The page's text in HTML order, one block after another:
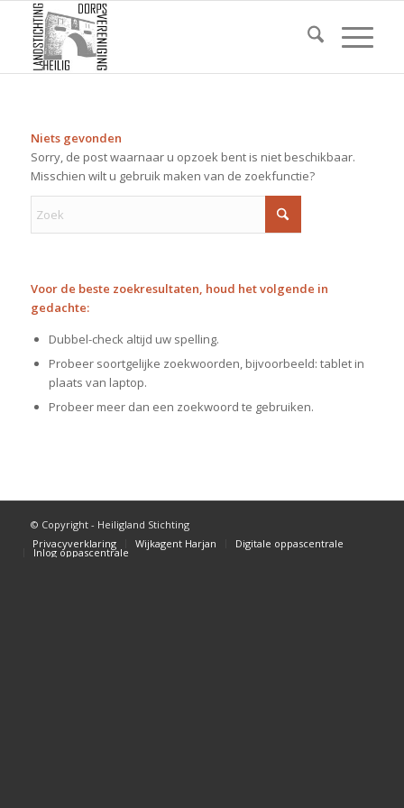
Niets gevonden
Sorry, de post waarnaar u opzoek bent is niet beschikbaar.
Misschien wilt u gebruik maken van de zoekfunctie?
Voor de beste zoekresultaten, houd het volgende in
gedachte:
Dubbel-check altijd uw spelling.
Probeer soortgelijke zoekwoorden, bijvoorbeeld: tablet in
plaats van laptop.
Probeer meer dan een zoekwoord te gebruiken.
© Copyright - Heiligland Stichting
Privacyverklaring
Wijkagent Harjan Digitale oppascentrale
Inlog oppascentrale